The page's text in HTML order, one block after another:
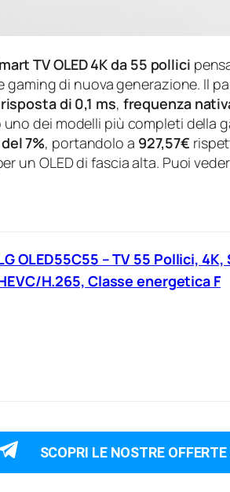
TV OLED 4K da 55 pollici
gaming di nuova generazione. Il
di 0,1 ms, frequenza
dei modelli più completi della
7%, portandolo a 927,57€
un OLED di fascia alta. Puoi
OLED55C55 – TV 55 Pollici, 4K,
H.265, Classe energetica F
SCOPRI LE NOSTRE